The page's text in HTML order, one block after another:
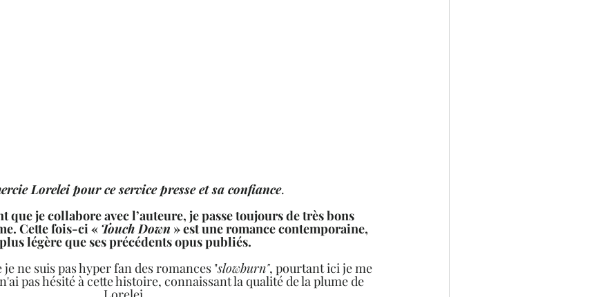
Lorelei pour ce service presse et sa confiance.
que je collabore avec l’auteure, je passe toujours de très bons
Cette fois-ci « Touch Down » est une romance contemporaine,
plus légère que ses précédents opus publiés.
ne suis pas hyper fan des romances "slowburn", pourtant ici je me
pas hésité à cette histoire, connaissant la qualité de la plume de